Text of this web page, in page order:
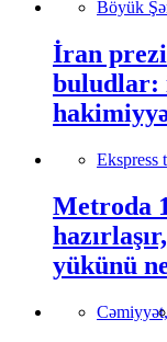
Böyük
İran
buludlar:
Ekspress
Metroda
yükünü
Cəmiyyət,